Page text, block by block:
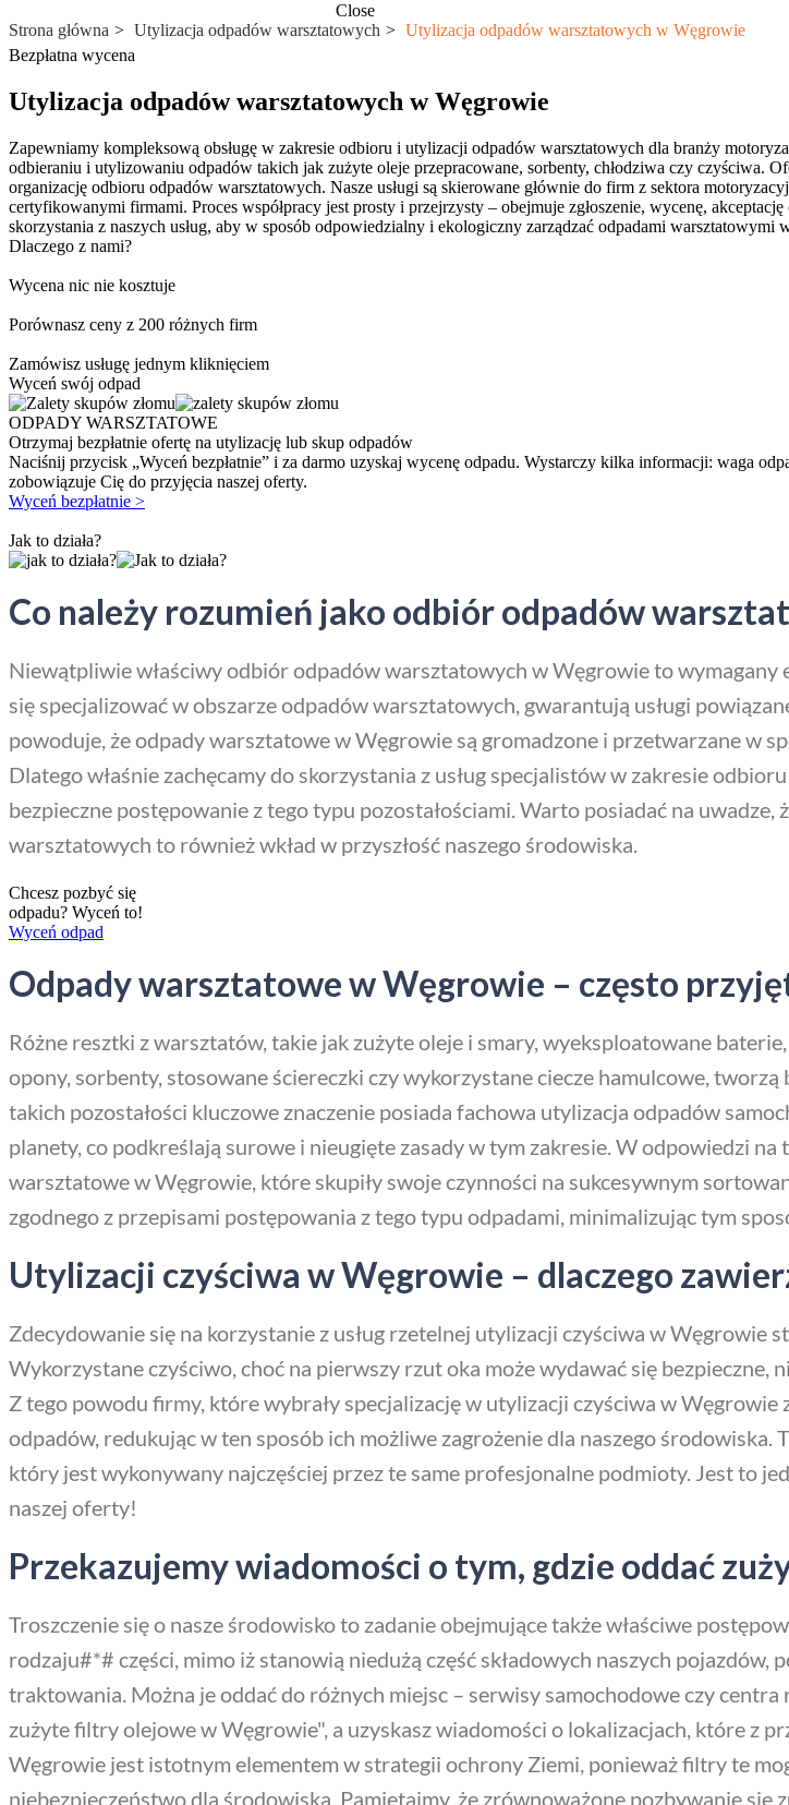
Close
Strona główna
Utylizacja odpadów warsztatowych
Utylizacja odpadów warsztatowych w Węgrowie
Bezpłatna wycena
Utylizacja odpadów warsztatowych w Węgrowie
Zapewniamy kompleksową obsługę w zakresie odbioru i utylizacji odpadów warsztatowych dla branży
odbieraniu i utylizowaniu odpadów takich jak zużyte oleje przepracowane, sorbenty, chłodziwa czy czyściwa.
organizację odbioru odpadów warsztatowych. Nasze usługi są skierowane głównie do firm z sektora
certyfikowanymi firmami. Proces współpracy jest prosty i przejrzysty – obejmuje zgłoszenie, wycenę,
skorzystania z naszych usług, aby w sposób odpowiedzialny i ekologiczny zarządzać odpadami warsztatowymi
Dlaczego z nami?
Wycena nic nie kosztuje
Porównasz ceny z 200 różnych firm
Zamówisz usługę jednym kliknięciem
Wyceń swój odpad
ODPADY WARSZTATOWE
Otrzymaj bezpłatnie ofertę na utylizację lub skup odpadów
Naciśnij przycisk „Wyceń bezpłatnie” i za darmo uzyskaj wycenę odpadu. Wystarczy kilka informacji: waga
zobowiązuje Cię do przyjęcia naszej oferty.
Wyceń bezpłatnie >
Jak to działa?
Co należy rozumień jako odbiór odpadów
Niewątpliwie właściwy odbiór odpadów warsztatowych w Węgrowie to wymagany
się specjalizować w obszarze odpadów warsztatowych, gwarantują usługi
powoduje, że odpady warsztatowe w Węgrowie są gromadzone i przetwarzane w
Dlatego właśnie zachęcamy do skorzystania z usług specjalistów w zakresie
bezpieczne postępowanie z tego typu pozostałościami. Warto posiadać na
warsztatowych to również wkład w przyszłość naszego środowiska.
Chcesz pozbyć się
odpadu? Wyceń to!
Wyceń odpad
Odpady warsztatowe w Węgrowie – często
Różne resztki z warsztatów, takie jak zużyte oleje i smary, wyeksploatowane
opony, sorbenty, stosowane ściereczki czy wykorzystane ciecze hamulcowe,
takich pozostałości kluczowe znaczenie posiada fachowa utylizacja odpadów
planety, co podkreślają surowe i nieugięte zasady w tym zakresie. W odpowiedzi
warsztatowe w Węgrowie, które skupiły swoje czynności na sukcesywnym
zgodnego z przepisami postępowania z tego typu odpadami, minimalizując tym
Utylizacji czyściwa w Węgrowie – dlaczego
Zdecydowanie się na korzystanie z usług rzetelnej utylizacji czyściwa w Węgrowie
Wykorzystane czyściwo, choć na pierwszy rzut oka może wydawać się
Z tego powodu firmy, które wybrały specjalizację w utylizacji czyściwa w
odpadów, redukując w ten sposób ich możliwe zagrożenie dla naszego
który jest wykonywany najczęściej przez te same profesjonalne podmioty. Jest to
naszej oferty!
Przekazujemy wiadomości o tym, gdzie oddać
Troszczenie się o nasze środowisko to zadanie obejmujące także właściwe
rodzaju#*# części, mimo iż stanowią niedużą część składowych naszych
traktowania. Można je oddać do różnych miejsc – serwisy samochodowe czy
zużyte filtry olejowe w Węgrowie", a uzyskasz wiadomości o lokalizacjach, które z
Węgrowie jest istotnym elementem w strategii ochrony Ziemi, ponieważ filtry te
niebezpieczeństwo dla środowiska. Pamiętajmy, że zrównoważone pozbywanie